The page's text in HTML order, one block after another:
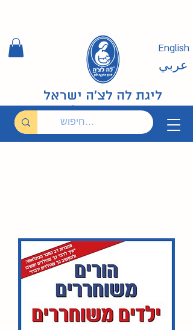
ליגת לה לצ'ה ישראל
English
عربي